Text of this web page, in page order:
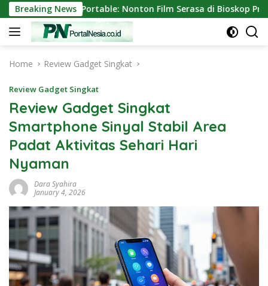
Skip
to
content
Breaking News
Mini Portable: Nonton Film Serasa di Bioskop Pribadi
Home Review Gadget Singkat
Review Gadget Singkat
Review Gadget Singkat
Smartphone Sinyal Stabil Area
Padat Aktivitas Sehari Hari
Nyaman
Dara Syahira
January 4, 2026